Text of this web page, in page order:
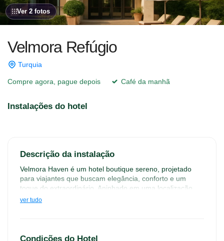
Ver 2 fotos
Velmora Refúgio
Turquia
Compre agora, pague depois Café da manhã
Instalações do hotel
Descrição da instalação
Velmora Haven é um hotel boutique sereno, projetado
para viajantes que buscam elegância, conforto e um
toque do extraordinário. Aninhado em uma localização
tranquila e pitoresca, Velmora Haven combina luxo
vistas panorâmicas, cada detalhe é cuidadosamente
ver tudo
Condições do Hotel